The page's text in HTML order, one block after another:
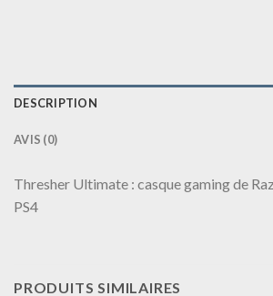
DESCRIPTION
AVIS (0)
Thresher Ultimate : casque gaming de
PS4
PRODUITS SIMILAIRES